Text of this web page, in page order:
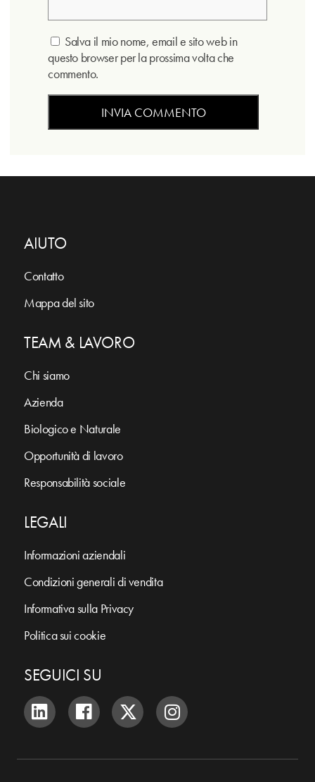
Salva il mio nome, email e sito web in
questo browser per la prossima volta che
commento.
AIUTO
Contatto
Mappa del sito
TEAM & LAVORO
Chi siamo
Azienda
Biologico e Naturale
Opportunità di lavoro
Responsabilità sociale
LEGALI
Informazioni aziendali
Condizioni generali di vendita
Informativa sulla Privacy
Politica sui cookie
SEGUICI SU